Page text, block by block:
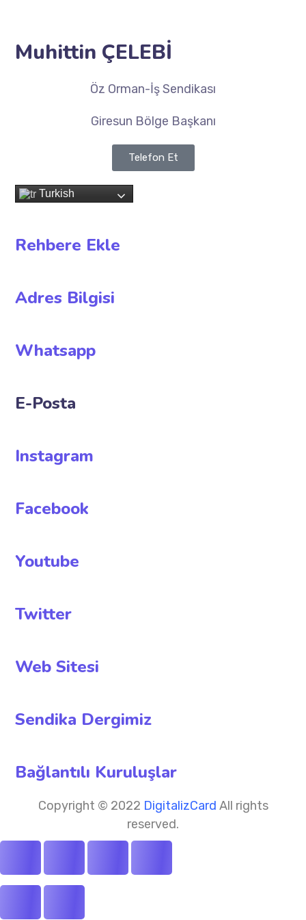
Muhittin ÇELEBİ
Öz Orman-İş Sendikası
Giresun Bölge Başkanı
Telefon Et
Turkish
Rehbere Ekle
Adres Bilgisi
Whatsapp
E-Posta
Instagram
Facebook
Youtube
Twitter
Web Sitesi
Sendika Dergimiz
Bağlantılı Kuruluşlar
Copyright © 2022 DigitalizCard All rights
reserved.